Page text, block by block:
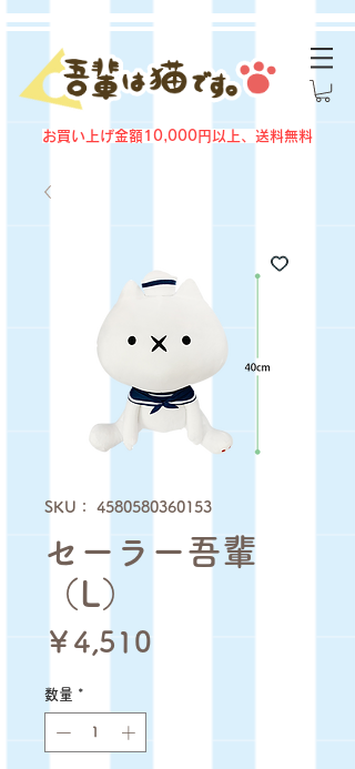
お買い上げ金額10,000円以上、送料無料
SKU： 4580580360153
セーラー吾輩
（L）
￥4,510
数量 *